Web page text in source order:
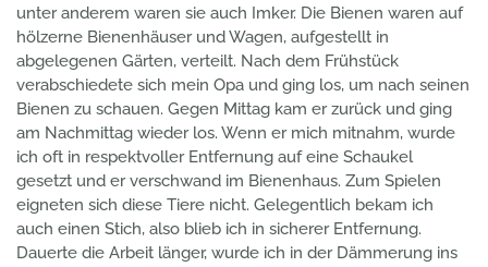
unter anderem waren sie auch Imker. Die Bienen waren auf
hölzerne Bienenhäuser und Wagen, aufgestellt in
abgelegenen Gärten, verteilt. Nach dem Frühstück
verabschiedete sich mein Opa und ging los, um nach seinen
Bienen zu schauen. Gegen Mittag kam er zurück und ging
am Nachmittag wieder los. Wenn er mich mitnahm, wurde
ich oft in respektvoller Entfernung auf eine Schaukel
gesetzt und er verschwand im Bienenhaus. Zum Spielen
eigneten sich diese Tiere nicht. Gelegentlich bekam ich
auch einen Stich, also blieb ich in sicherer Entfernung.
Dauerte die Arbeit länger, wurde ich in der Dämmerung ins